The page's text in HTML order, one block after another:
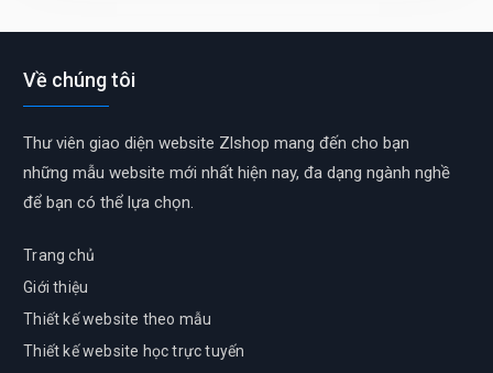
Về chúng tôi
Thư viên giao diện website Zlshop mang đến cho bạn
những mẫu website mới nhất hiện nay, đa dạng ngành nghề
để bạn có thể lựa chọn.
Trang chủ
Giới thiệu
Thiết kế website theo mẫu
Thiết kế website học trực tuyến